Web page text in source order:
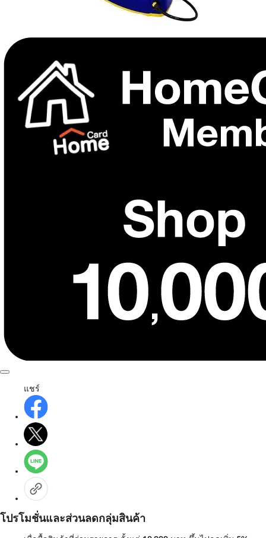
แชร์
โปรโมชั่นและส่วนลดกลุ่มสินค้า